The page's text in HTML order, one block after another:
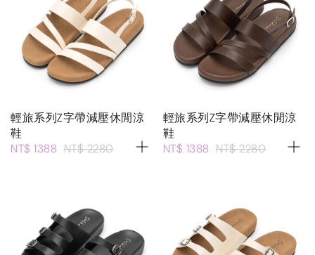
輕旅系列Z字帶減壓休閒涼
鞋
NT$ 1388 NT$ 2280
輕旅系列Z字帶減壓休閒涼
鞋
NT$ 1388 NT$ 2280